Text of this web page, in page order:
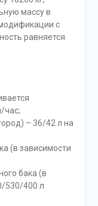
массу в
с
равняется
час;
– 36/42 л на
(в зависимости
бака (в
530/400 л